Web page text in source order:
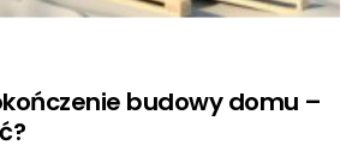
budowy domu –